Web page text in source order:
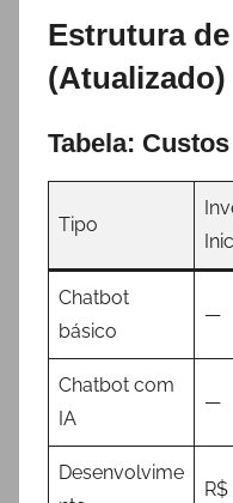
Estrutura
(Atualizado)
Tabela:
Tipo
Chatbot
básico
—
Chatbot com
IA
—
Desenvolvime